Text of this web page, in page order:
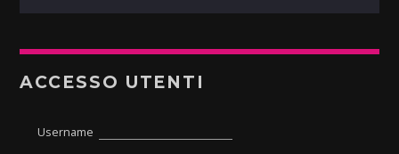
ACCESSO UTENTI
Username